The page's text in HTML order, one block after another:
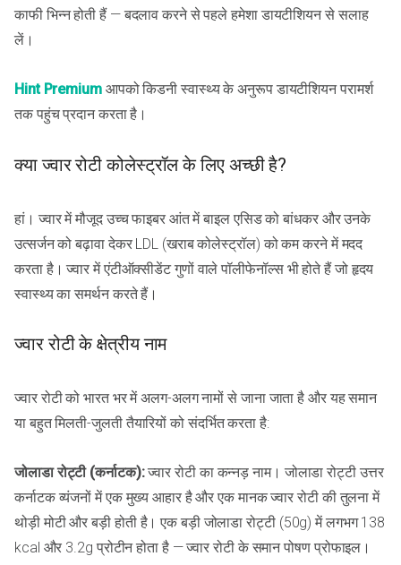
काफी भिन्न होती हैं — बदलाव करने से पहले हमेशा डायटीशियन से सलाह
लें।
Hint Premiumआपको किडनी स्वास्थ्य के अनुरूप डायटीशियन परामर्श
तक पहुंच प्रदान करता है।
क्या ज्वार रोटी कोलेस्ट्रॉल के लिए अच्छी है?
हां। ज्वार में मौजूद उच्च फाइबर आंत में बाइल एसिड को बांधकर और उनके
उत्सर्जन को बढ़ावा देकर LDL (खराब कोलेस्ट्रॉल) को कम करने में मदद
करता है। ज्वार में एंटीऑक्सीडेंट गुणों वाले पॉलीफेनॉल्स भी होते हैं जो हृदय
स्वास्थ्य का समर्थन करते हैं।
ज्वार रोटी के क्षेत्रीय नाम
ज्वार रोटी को भारत भर में अलग-अलग नामों से जाना जाता है और यह समान
या बहुत मिलती-जुलती तैयारियों को संदर्भित करता है:
जोलाडा रोट्टी (कर्नाटक):ज्वार रोटी का कन्नड़ नाम। जोलाडा रोट्टी उत्तर
कर्नाटक व्यंजनों में एक मुख्य आहार है और एक मानक ज्वार रोटी की तुलना में
थोड़ी मोटी और बड़ी होती है। एक बड़ी जोलाडा रोट्टी (50g) में लगभग 138
kcal और 3.2g प्रोटीन होता है — ज्वार रोटी के समान पोषण प्रोफाइल।